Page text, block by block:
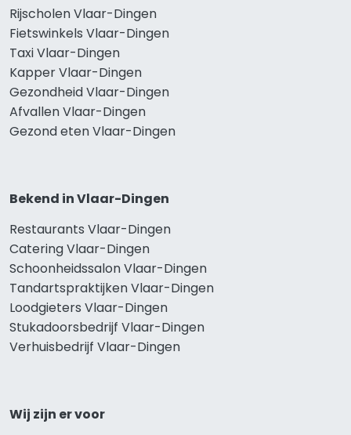
Rijscholen Vlaar-Dingen
Fietswinkels Vlaar-Dingen
Taxi Vlaar-Dingen
Kapper Vlaar-Dingen
Gezondheid Vlaar-Dingen
Afvallen Vlaar-Dingen
Gezond eten Vlaar-Dingen
Bekend in Vlaar-Dingen
Restaurants Vlaar-Dingen
Catering Vlaar-Dingen
Schoonheidssalon Vlaar-Dingen
Tandartspraktijken Vlaar-Dingen
Loodgieters Vlaar-Dingen
Stukadoorsbedrijf Vlaar-Dingen
Verhuisbedrijf Vlaar-Dingen
Wij zijn er voor